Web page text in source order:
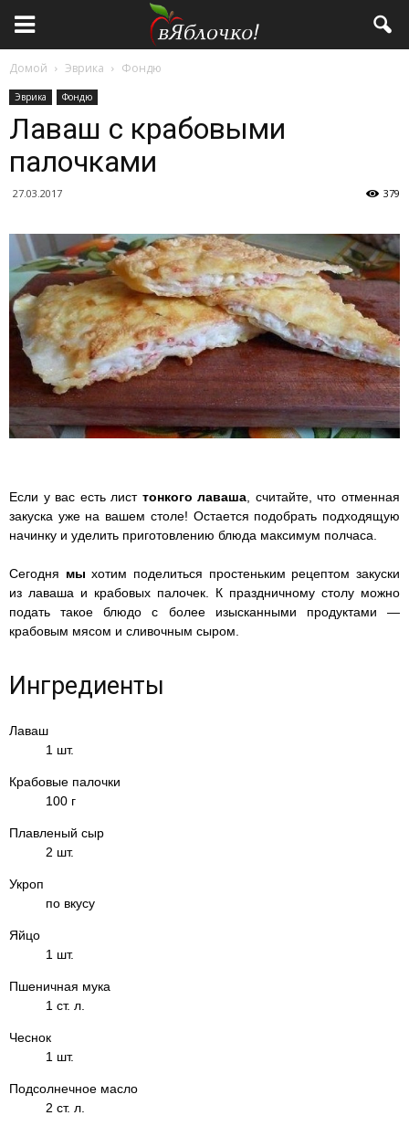
Домой Эврика Фондю
Эврика Фондю
Лаваш с крабовыми
палочками
27.03.2017 379
Если у вас есть лист тонкого лаваша , считайте, что отменная
закуска уже на вашем столе! Остается подобрать подходящую
начинку и уделить приготовлению блюда максимум полчаса.
Сегодня мы хотим поделиться простеньким рецептом закуски
из лаваша и крабовых палочек. К праздничному столу можно
подать такое блюдо с более изысканными продуктами —
крабовым мясом и сливочным сыром.
Ингредиенты
Лаваш
1 шт.
Крабовые палочки
100 г
Плавленый сыр
2 шт.
Укроп
по вкусу
Яйцо
1 шт.
Пшеничная мука
1 ст. л.
Чеснок
1 шт.
Подсолнечное масло
2 ст. л.